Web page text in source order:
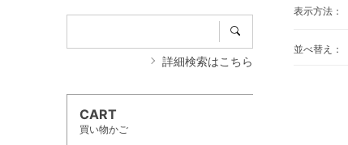
詳細検索はこちら
CART
買い物かご
表示方法：
並べ替え：